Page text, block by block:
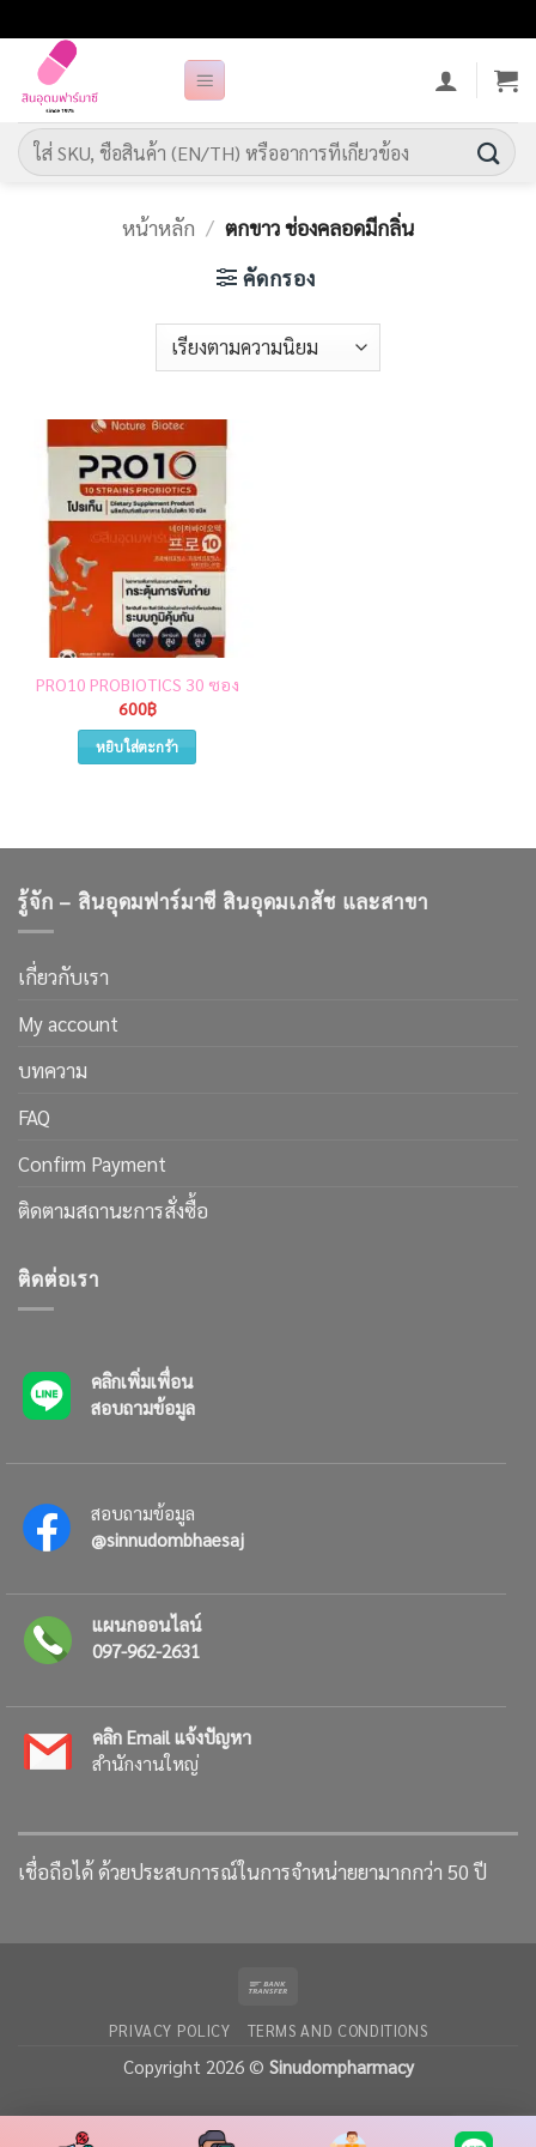
ไป
เนื้อหา
ค้นหา:
หน้าหลัก / ตกขาว ช่องคลอดมีกลิ่น
คัดกรอง
PRO10 PROBIOTICS 30 ซอง
600฿
หยิบใส่ตะกร้า
รู้จัก – สินอุดมฟาร์มาซี สินอุดมเภสัช และสาขา
เกี่ยวกับเรา
My account
บทความ
FAQ
Confirm Payment
ติดตามสถานะการสั่งซื้อ
ติดต่อเรา
คลิกเพิ่มเพื่อน
สอบถามข้อมูล
สอบถามข้อมูล
@sinnudombhaesaj
แผนกออนไลน์
097-962-2631
คลิก Email แจ้งปัญหา
สำนักงานใหญ่
เชื่อถือได้ ด้วยประสบการณ์ในการจำหน่ายยามากกว่า 50 ปี
PRIVACY POLICY TERMS AND CONDITIONS
Copyright 2026 © Sinudompharmacy